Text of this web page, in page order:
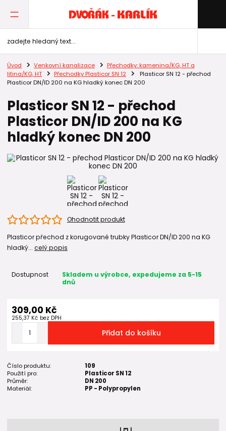
Úvod Venkovní kanalizace
Přechodky: kamenina/KG, HT a
litina/KG, HT
Přechodky Plasticor SN 12
Plasticor SN 12 - přechod
Plasticor DN/ID 200 na KG hladký konec DN 200
Plasticor SN 12 - přechod
Plasticor DN/ID 200 na KG
hladký konec DN 200
Ohodnotit produkt
Plasticor přechod z korugované trubky Plasticor DN/ID 200 na KG
hladký... celý popis
Dostupnost
Skladem u výrobce, expedujeme za 5-15
dnů
309,00 Kč
255,37 Kč bez DPH
Přidat do košíku
Číslo produktu:
109
Použití pro:
Plasticor SN 12
Průměr:
DN 200
Materiál:
PP - Polypropylen